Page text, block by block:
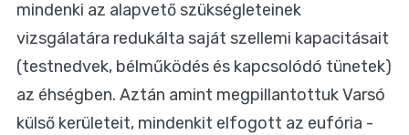
mindenki az alapvető szükségleteinek
vizsgálatára redukálta saját szellemi kapacitásait
(testnedvek, bélműködés és kapcsolódó tünetek)
az éhségben. Aztán amint megpillantottuk Varsó
külső kerületeit, mindenkit elfogott az eufória -